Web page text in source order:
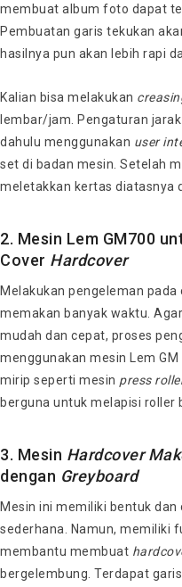
membuat album foto dapat
Pembuatan garis tekukan
hasilnya pun akan lebih rapi
Kalian bisa melakukan
lembar/jam. Pengaturan
dahulu menggunakan user
set di badan mesin. Setelah
meletakkan kertas diatasnya
2. Mesin Lem GM700
Cover Hardcover
Melakukan pengeleman
memakan banyak waktu.
mudah dan cepat, proses
menggunakan mesin Lem
mirip seperti mesin press
berguna untuk melapisi roller
3. Mesin Hardcover
dengan Greyboard
Mesin ini memiliki bentuk
sederhana. Namun, memiliki
membantu membuat
bergelembung. Terdapat garis